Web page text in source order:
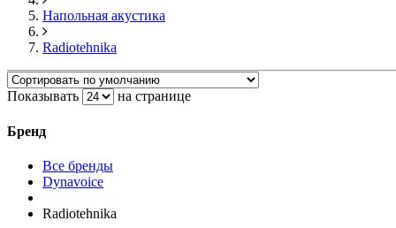
Напольная акустика
Radiotehnika
Показывать на странице
Бренд
Все бренды
Dynavoice
Radiotehnika